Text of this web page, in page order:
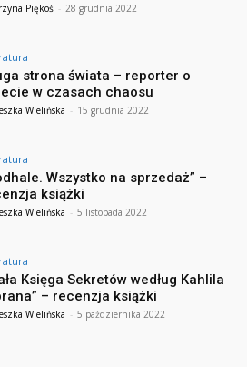
Piękoś - 28 grudnia 2022
strona świata – reporter o
w czasach chaosu
Wielińska - 15 grudnia 2022
Wszystko na sprzedaż” –
książki
Wielińska - 5 listopada 2022
Księga Sekretów według Kahlila
– recenzja książki
Wielińska - 5 października 2022